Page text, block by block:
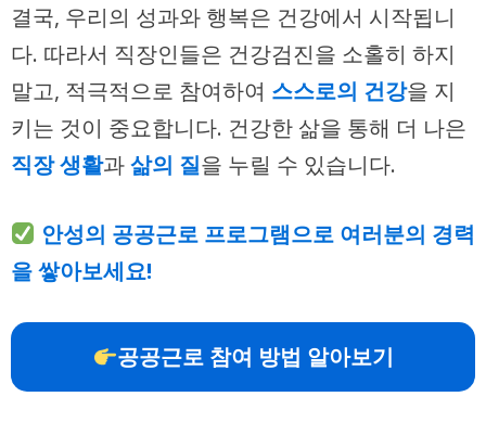
결국, 우리의 성과와 행복은 건강에서 시작됩니
다. 따라서 직장인들은 건강검진을 소홀히 하지
말고, 적극적으로 참여하여 스스로의 건강을 지
키는 것이 중요합니다. 건강한 삶을 통해 더 나은
직장 생활과삶의 질을 누릴 수 있습니다.
안성의 공공근로 프로그램으로 여러분의 경력
을 쌓아보세요!
공공근로 참여 방법 알아보기